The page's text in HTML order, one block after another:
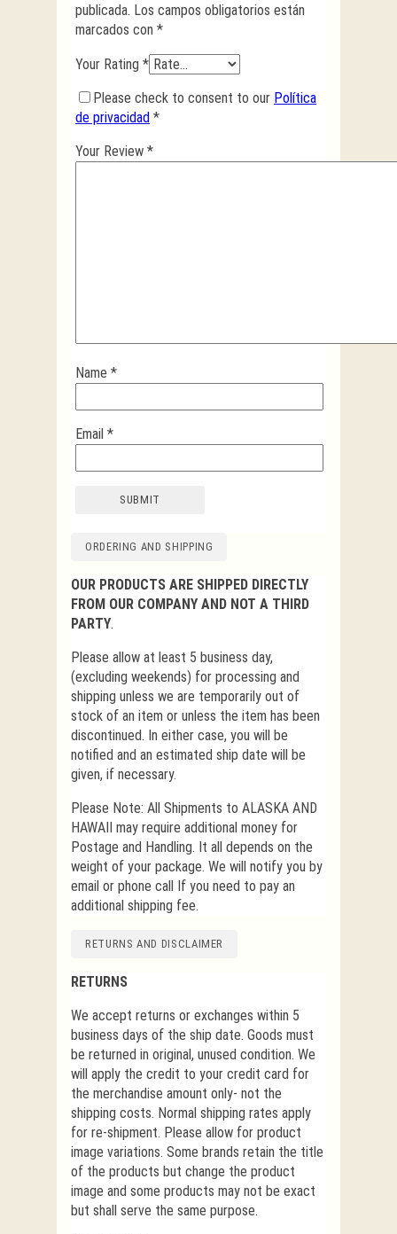
publicada. Los campos obligatorios están
marcados con *
Your Rating *
Please check to consent to our Política
de privacidad *
Your Review *
Name *
Email *
ORDERING AND SHIPPING
OUR PRODUCTS ARE SHIPPED DIRECTLY
FROM OUR COMPANY AND NOT A THIRD
PARTY.
Please allow at least 5 business day,
(excluding weekends) for processing and
shipping unless we are temporarily out of
stock of an item or unless the item has been
discontinued. In either case, you will be
notified and an estimated ship date will be
given, if necessary.
Please Note: All Shipments to ALASKA AND
HAWAII may require additional money for
Postage and Handling. It all depends on the
weight of your package. We will notify you by
email or phone call If you need to pay an
additional shipping fee.
RETURNS AND DISCLAIMER
RETURNS
We accept returns or exchanges within 5
business days of the ship date. Goods must
be returned in original, unused condition. We
will apply the credit to your credit card for
the merchandise amount only- not the
shipping costs. Normal shipping rates apply
for re-shipment. Please allow for product
image variations. Some brands retain the title
of the products but change the product
image and some products may not be exact
but shall serve the same purpose.